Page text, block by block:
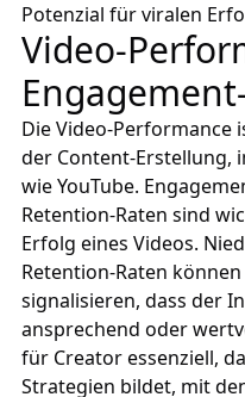
Potenzial für viralen
Video-
Die Video-Performance
der Content-Erstellung,
wie YouTube.
Retention-Raten sind
Erfolg eines Videos.
Retention-Raten
signalisieren, dass der
ansprechend oder
für Creator essenziell,
Strategien bildet, mit